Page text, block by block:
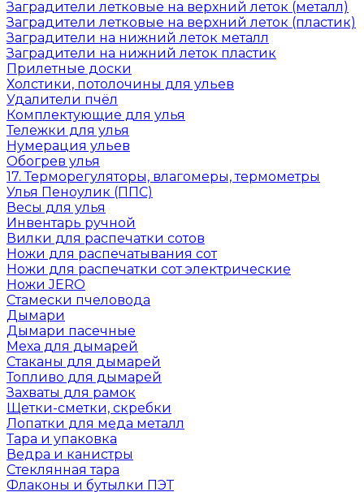
Заградители летковые на верхний леток (металл)
Заградители летковые на верхний леток (пластик)
Заградители на нижний леток металл
Заградители на нижний леток пластик
Прилетные доски
Холстики, потолочины для ульев
Удалители пчёл
Комплектующие для улья
Тележки для улья
Нумерация ульев
Обогрев улья
17. Терморегуляторы, влагомеры, термометры
Улья Пеноулик (ППС)
Весы для улья
Инвентарь ручной
Вилки для распечатки сотов
Ножи для распечатывания сот
Ножи для распечатки сот электрические
Ножи JERO
Стамески пчеловода
Дымари
Дымари пасечные
Меха для дымарей
Стаканы для дымарей
Топливо для дымарей
Захваты для рамок
Щетки-сметки, скребки
Лопатки для меда металл
Тара и упаковка
Ведра и канистры
Стеклянная тара
Флаконы и бутылки ПЭТ